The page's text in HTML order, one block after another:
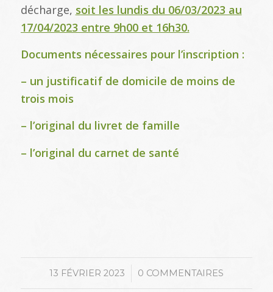
décharge, soit les lundis du 06/03/2023 au
17/04/2023 entre 9h00 et 16h30.
Documents nécessaires pour l’inscription :
– un justificatif de domicile de moins de
trois mois
– l’original du livret de famille
– l’original du carnet de santé
13 FÉVRIER 2023
/ 0 COMMENTAIRES